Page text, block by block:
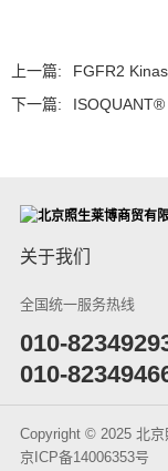
上一篇:
FGFR2
下一篇:
ISOQUANT®
关于我们
全国统一服务热线
​010-
010-
Copyright © 2025 北
京ICP备14006353号